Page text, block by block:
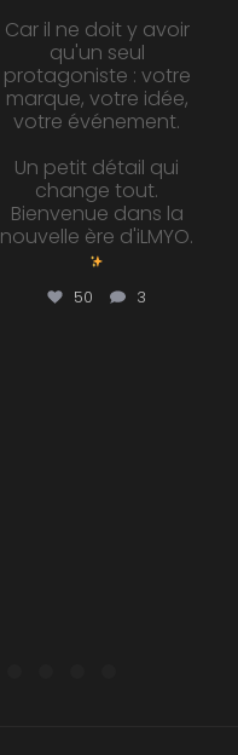
Car il ne doit y avoir
qu'un seul
protagoniste : votre
marque, votre idée,
votre événement.
Un petit détail qui
change tout.
Bienvenue dans la
nouvelle ère d'iLMYO.
50 3